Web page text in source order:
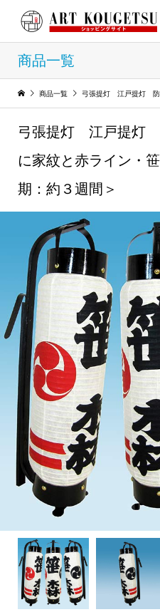
商品一覧
商品一覧 弓張提灯 江戸提灯 防水加工済み
弓張提灯 江戸提灯
に家紋と赤ライン・
期：約３週間＞